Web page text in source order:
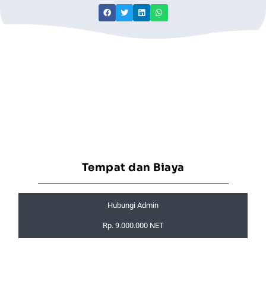
Tempat dan Biaya
Hubungi Admin
Rp. 9.000.000 NET